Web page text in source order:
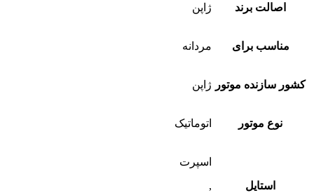
اصالت برند ژاپن
مناسب برای مردانه
کشور سازنده موتور ژاپن
نوع موتور اتوماتیک
استایل
اسپرت
,